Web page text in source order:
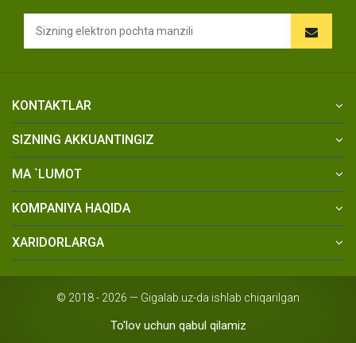
KONTAKTLAR
SIZNING AKKUANTINGIZ
MA `LUMOT
KOMPANIYA HAQIDA
XARIDORLARGA
© 2018 - 2026 — Gigalab.uz-da ishlab chiqarilgan
To'lov uchun qabul qilamiz